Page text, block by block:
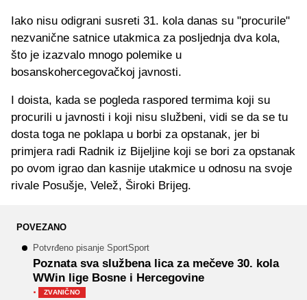
Iako nisu odigrani susreti 31. kola danas su "procurile"
nezvanične satnice utakmica za posljednja dva kola,
što je izazvalo mnogo polemike u
bosanskohercegovačkoj javnosti.
I doista, kada se pogleda raspored termima koji su
procurili u javnosti i koji nisu službeni, vidi se da se tu
dosta toga ne poklapa u borbi za opstanak, jer bi
primjera radi Radnik iz Bijeljine koji se bori za opstanak
po ovom igrao dan kasnije utakmice u odnosu na svoje
rivale Posušje, Velež, Široki Brijeg.
POVEZANO
Potvrđeno pisanje SportSport
Poznata sva službena lica za mečeve 30. kola
WWin lige Bosne i Hercegovine
· ZVANIČNO